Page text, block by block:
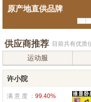
原产地直供品牌
供应商推荐 目前共有优质
运动服
许小院
满 意 度 ： 99.40%